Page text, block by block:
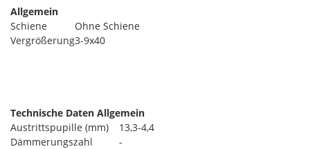
Allgemein
Schiene
Ohne Schiene
Vergrößerung3-9x40
Technische Daten Allgemein
Austrittspupille (mm)
13,3-4,4
Dämmerungszahl
-